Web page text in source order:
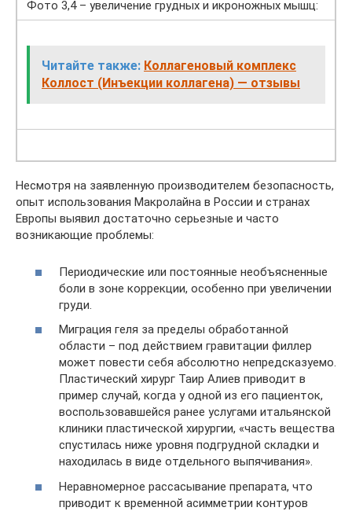
Фото 3,4 – увеличение грудных и икроножных мышц:
Читайте также: Коллагеновый комплекс
Коллост (Инъекции коллагена) — отзывы
Несмотря на заявленную производителем безопасность,
опыт использования Макролайна в России и странах
Европы выявил достаточно серьезные и часто
возникающие проблемы:
Периодические или постоянные необъясненные
боли в зоне коррекции, особенно при увеличении
груди.
Миграция геля за пределы обработанной
области – под действием гравитации филлер
может повести себя абсолютно непредсказуемо.
Пластический хирург Таир Алиев приводит в
пример случай, когда у одной из его пациенток,
воспользовавшейся ранее услугами итальянской
клиники пластической хирургии, «часть вещества
спустилась ниже уровня подгрудной складки и
находилась в виде отдельного выпячивания».
Неравномерное рассасывание препарата, что
приводит к временной асимметрии контуров